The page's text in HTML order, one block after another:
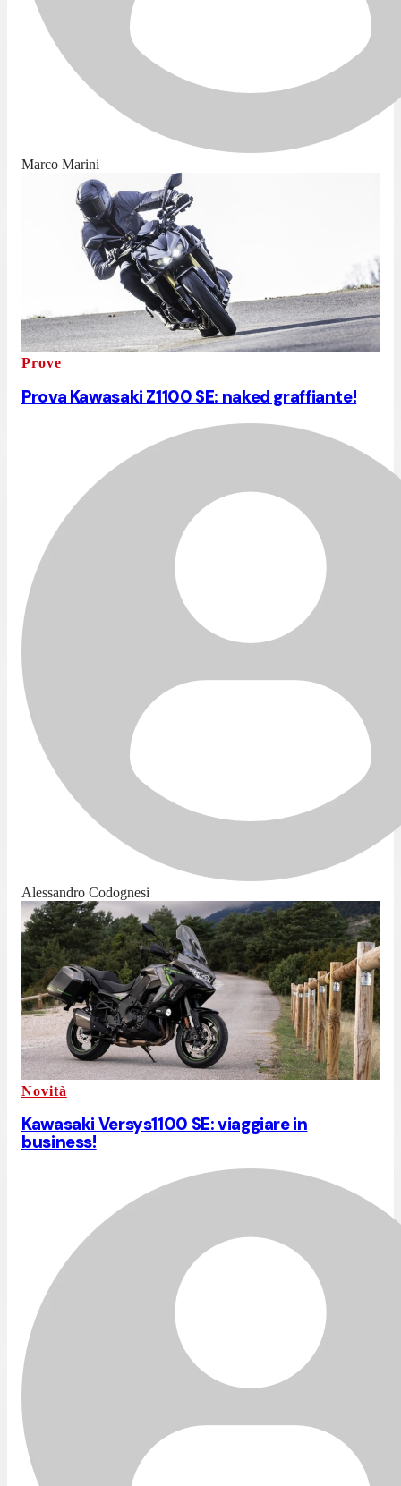
Marco Marini
Prove
Prova Kawasaki Z1100 SE: naked graffiante!
Alessandro Codognesi
Novità
Kawasaki Versys1100 SE: viaggiare in
business!